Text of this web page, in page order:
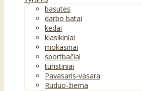
basutės
darbo batai
kedai
klasikiniai
mokasinai
sportbačiai
turistiniai
Pavasaris-vasara
Ruduo-žiema